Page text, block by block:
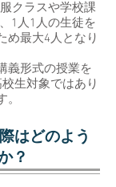
クラスや学校課
1人1人の生徒を
め最大4人となり
義形式の授業を
生対象ではあり
はどのよう
？